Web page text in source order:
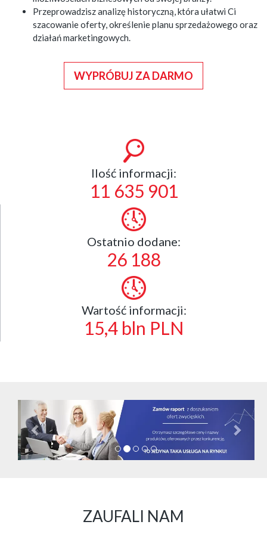
Przeprowadzisz analizę historyczną, która ułatwi Ci
szacowanie oferty, określenie planu sprzedażowego oraz
działań marketingowych.
WYPRÓBUJ ZA DARMO
Ilość informacji:
11 635 901
Ostatnio dodane:
26 188
Wartość informacji:
15,4 bln PLN
Cofnij Dalej
ZAUFALI NAM